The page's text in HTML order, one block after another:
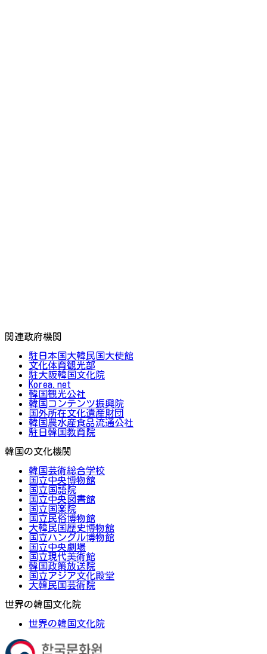
関連政府機関
駐日本国大韓民国大使館
文化体育観光部
駐大阪韓国文化院
Korea.net
韓国観光公社
韓国コンテンツ振興院
国外所在文化遺産財団
韓国農水産食品流通公社
駐日韓国教育院
韓国の文化機関
韓国芸術総合学校
国立中央博物館
国立国語院
国立中央図書館
国立国楽院
国立民俗博物館
大韓民国歴史博物館
国立ハングル博物館
国立中央劇場
国立現代美術館
韓国政策放送院
国立アジア文化殿堂
大韓民国芸術院
世界の韓国文化院
世界の韓国文化院